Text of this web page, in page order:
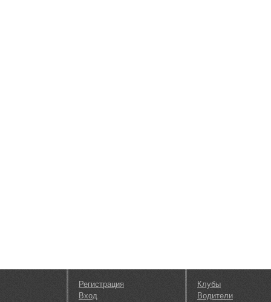
Регистрация
Вход
Клубы
Водители